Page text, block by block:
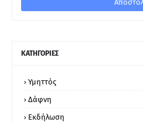
ΚΑΤΗΓΟΡΙΕΣ
Υμηττός
Δάφνη
Εκδήλωση